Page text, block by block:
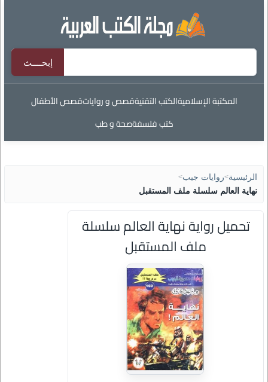
المكتبة الإسلاميةالكتب التقنيةقصص و رواياتقصص الأطفال
كتب فلسفةصحة و طب
الرئيسية>روايات جيب>
نهاية العالم سلسلة ملف المستقبل
تحميل رواية نهاية العالم سلسلة
ملف المستقبل